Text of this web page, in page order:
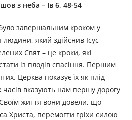
з неба – Ів 6, 48-54
завершальним кроком у
людини, який здійснив Ісус
Свят – це кроки, які
із плодів спасіння. Першим
Церква показує їх як плід
часів вказують нам першу дорогу
Своїм життя вони довели, що
Христа, перемогти гріхи силою